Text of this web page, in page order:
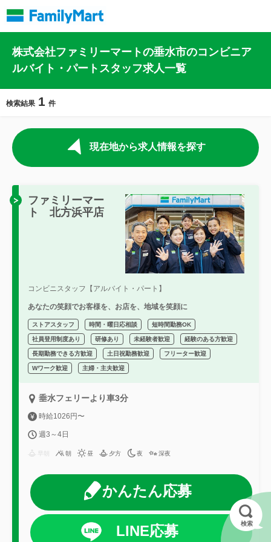
株式会社ファミリーマートの垂水市のコンビニア
ルバイト・パートスタッフ求人一覧
検索結果 1 件
現在地から求人情報を探す
ファミリーマー
ト 北方浜平店
コンビニスタッフ【アルバイト・パート】
あなたの笑顔でお客様を、お店を、地域を笑顔に
ストアスタッフ 時間・曜日応相談 短時間勤務OK
社員登用制度あり 研修あり 未経験者歓迎 経験のある方歓迎
長期勤務できる方歓迎 土日祝勤務歓迎 フリーター歓迎
Wワーク歓迎 主婦・主夫歓迎
垂水フェリーより車3分
時給1026円〜
週3～4日
早朝 朝 昼 夕方 夜 深夜
かんたん応募
LINE応募 検索